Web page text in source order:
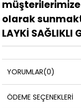
olarak
LAYKİ SAĞLIKLI
YORUMLAR(0)
ÖDEME SEÇENEKLERI